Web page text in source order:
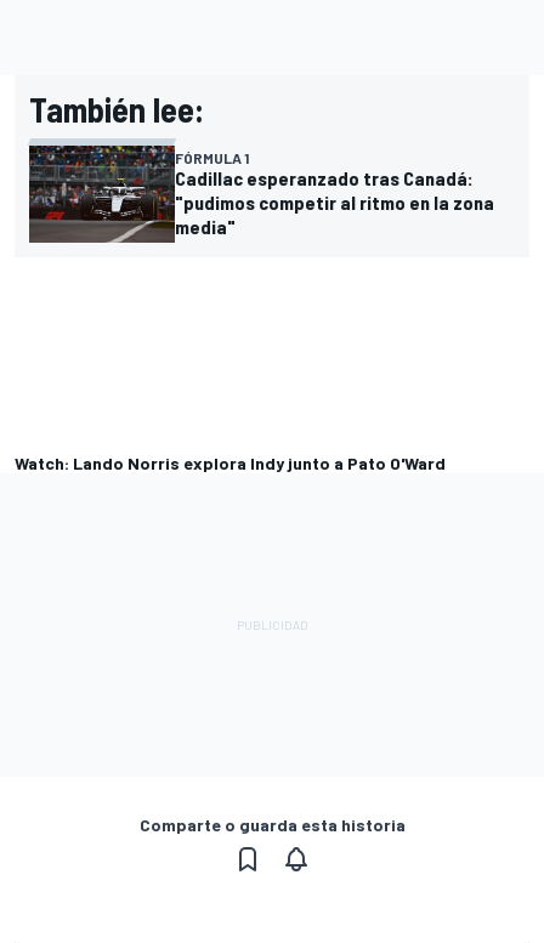
También lee:
FÓRMULA 1
Cadillac esperanzado tras Canadá:
"pudimos competir al ritmo en la zona
media"
Watch: Lando Norris explora Indy junto a Pato O'Ward
Comparte o guarda esta historia